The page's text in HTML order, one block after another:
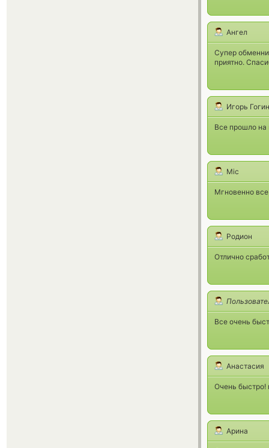
Ангел
Супер
приятно.
Игорь Гогин
Все прошло
Mic
Мгновенно
Родион
Отлично
Все очень
Анастасия
Очень
Арина